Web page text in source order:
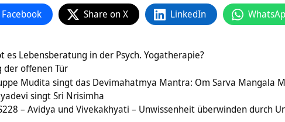
Facebook Share on X LinkedIn
es Lebensberatung in der Psych. Yogatherapie?
der offenen Tür
Mudita singt das Devimahatmya Mantra: Om Sarva Mangala
singt Sri Nrisimha
– Avidya und Vivekakhyati – Unwissenheit überwinden durch